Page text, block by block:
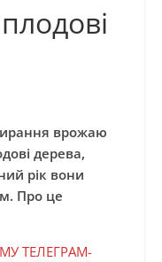
врожаю
дерева,
рік вони
Про це
ТЕЛЕГРАМ-